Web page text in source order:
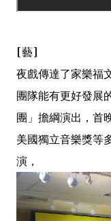
[藝]
夜戲傳達了家樂福
團隊能有更好發展
團」擔綱演出，首
美國獨立音樂獎等
演，